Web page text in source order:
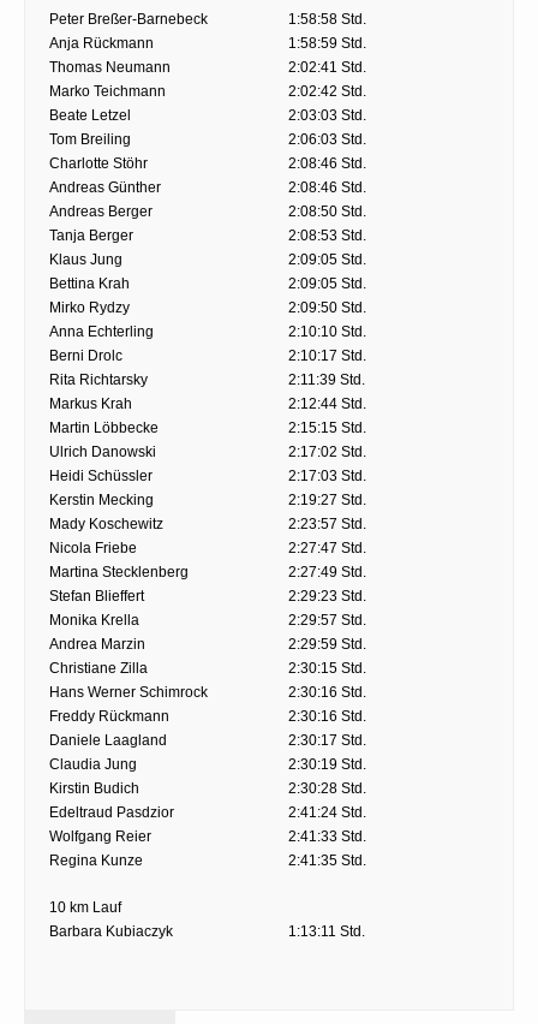
Peter Breßer-Barnebeck
1:58:58 Std.
Anja Rückmann
1:58:59 Std.
Thomas Neumann
2:02:41 Std.
Marko Teichmann
2:02:42 Std.
Beate Letzel
2:03:03 Std.
Tom Breiling
2:06:03 Std.
Charlotte Stöhr
2:08:46 Std.
Andreas Günther
2:08:46 Std.
Andreas Berger
2:08:50 Std.
Tanja Berger
2:08:53 Std.
Klaus Jung
2:09:05 Std.
Bettina Krah
2:09:05 Std.
Mirko Rydzy
2:09:50 Std.
Anna Echterling
2:10:10 Std.
Berni Drolc
2:10:17 Std.
Rita Richtarsky
2:11:39 Std.
Markus Krah
2:12:44 Std.
Martin Löbbecke
2:15:15 Std.
Ulrich Danowski
2:17:02 Std.
Heidi Schüssler
2:17:03 Std.
Kerstin Mecking
2:19:27 Std.
Mady Koschewitz
2:23:57 Std.
Nicola Friebe
2:27:47 Std.
Martina Stecklenberg
2:27:49 Std.
Stefan Blieffert
2:29:23 Std.
Monika Krella
2:29:57 Std.
Andrea Marzin
2:29:59 Std.
Christiane Zilla
2:30:15 Std.
Hans Werner Schimrock
2:30:16 Std.
Freddy Rückmann
2:30:16 Std.
Daniele Laagland
2:30:17 Std.
Claudia Jung
2:30:19 Std.
Kirstin Budich
2:30:28 Std.
Edeltraud Pasdzior
2:41:24 Std.
Wolfgang Reier
2:41:33 Std.
Regina Kunze
2:41:35 Std.
10 km Lauf
Barbara Kubiaczyk
1:13:11 Std.